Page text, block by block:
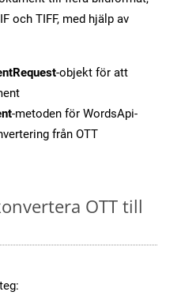
och TIFF, med hjälp av
-objekt för att
-metoden för WordsApi-
från OTT
OTT till